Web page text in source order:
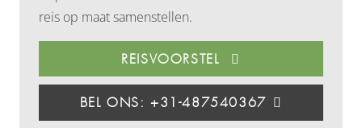
reis op maat samenstellen.
REISVOORSTEL
BEL ONS: +31-487540367